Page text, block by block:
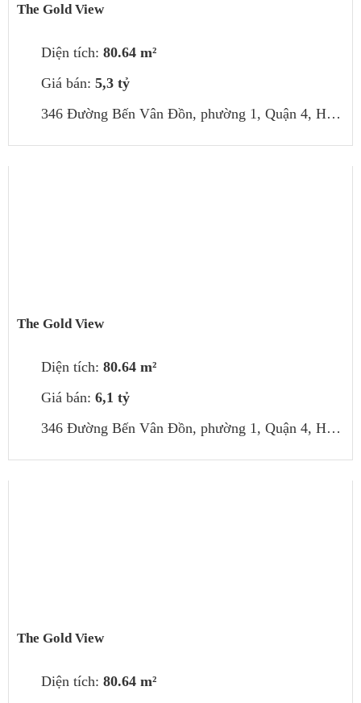
The Gold View
Diện tích: 80.64 m²
Giá bán: 5,3 tỷ
346 Đường Bến Vân Đồn, phường 1, Quận 4, Hồ Chí Minh, Việt Nam
The Gold View
Diện tích: 80.64 m²
Giá bán: 6,1 tỷ
346 Đường Bến Vân Đồn, phường 1, Quận 4, Hồ Chí Minh, Việt Nam
The Gold View
Diện tích: 80.64 m²